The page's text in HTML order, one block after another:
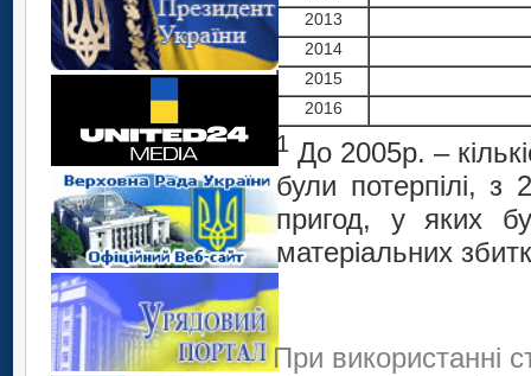
2013
2014
2015
2016
1 До 2005р. –
були потерпілі, з
пригод, у яких
матеріальних
При використанні